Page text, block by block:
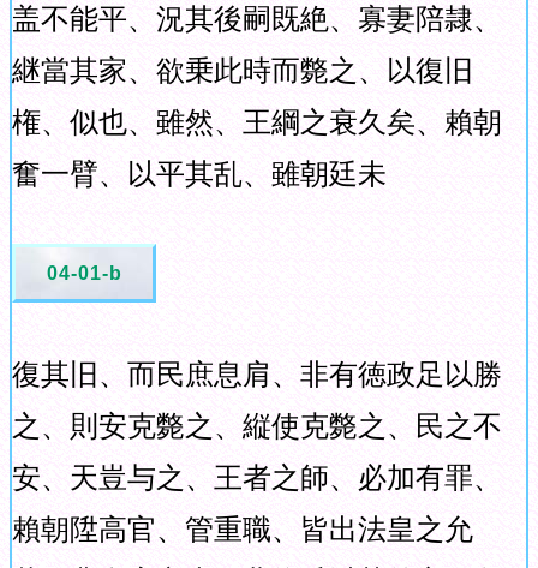
盖不能平、況其後嗣既絶、寡妻陪隷、
継當其家、欲乗此時而斃之、以復旧
権、似也、雖然、王綱之衰久矣、賴朝
奮一臂、以平其乱、雖朝廷未
04-01-b
復其旧、而民庶息肩、非有徳政足以勝
之、則安克斃之、縦使克斃之、民之不
安、天豈与之、王者之師、必加有罪、
賴朝陞高官、管重職、皆出法皇之允